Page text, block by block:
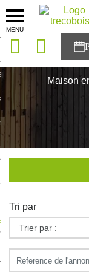
MENU
solutions
Trecobois
à NESTOR
Maison
Tri par